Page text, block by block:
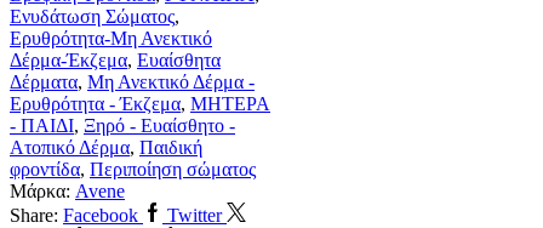
Ενυδάτωση Σώματος,
Ερυθρότητα-Μη Ανεκτικό
Δέρμα-Έκζεμα, Ευαίσθητα
Δέρματα, Μη Ανεκτικό Δέρμα -
Ερυθρότητα - Έκζεμα, ΜΗΤΕΡΑ
- ΠΑΙΔΙ, Ξηρό - Ευαίσθητο -
Ατοπικό Δέρμα, Παιδική
φροντίδα, Περιποίηση σώματος
Μάρκα: Avene
Share: Facebook
Twitter